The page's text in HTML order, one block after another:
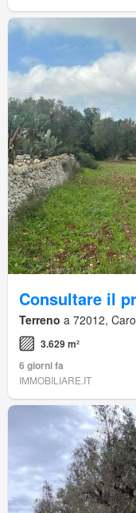
Consultare il
Terreno a 72012,
3.629 m²
6 giorni fa
IMMOBILIARE.IT